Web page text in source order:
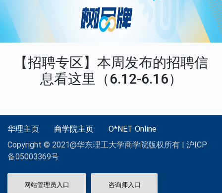
【招聘专区】本周发布的招聘信
息看这里（6.12-6.16）
华理主页 商学院主页
O*NET Online
Copyright © 2021@华东理工大学商学院版权所有 | 沪ICP
备05003369号
网站管理员入口 咨询师入口